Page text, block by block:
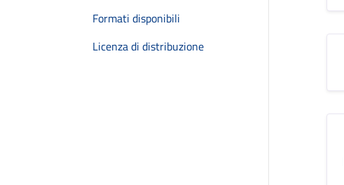
Formati disponibili
Licenza di distribuzione